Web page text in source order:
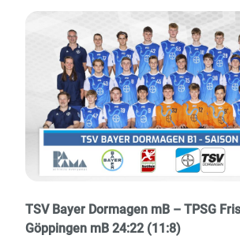
TSV Bayer Dormagen mB – TPSG
Göppingen mB 24:22 (11:8)